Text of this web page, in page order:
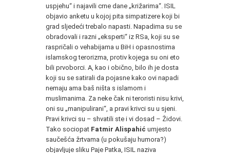
uspjehu“ i najavili crne dane „križarima“. ISIL
objavio anketu u kojoj pita simpatizere koji bi
grad sljedeći trebalo napasti. Napadima su se
obradovali i razni „eksperti“ iz RSa, koji su se
raspričali o vehabijama u BiH i opasnostima
islamskog terorizma, protiv kojega su oni eto
bili prvoborci. A, kao i obično, bilo ih je dosta
koji su se satirali da pojasne kako ovi napadi
nemaju ama baš ništa s islamom i
muslimanima. Za neke čak ni teroristi nisu krivi,
oni su „manipulirani“, a pravi krivci su u sjeni.
Pravi krivci su – shvatili ste i vi dosad – Židovi.
Tako sociopat Fatmir Alispahić umjesto
saučešća žrtvama (u pokušaju humora?)
objavljuje sliku Paje Patka, ISIL naziva